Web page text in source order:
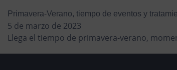
Primavera-Verano, tiempo de eventos y
5 de marzo de 2023
Llega el tiempo de primavera-verano,